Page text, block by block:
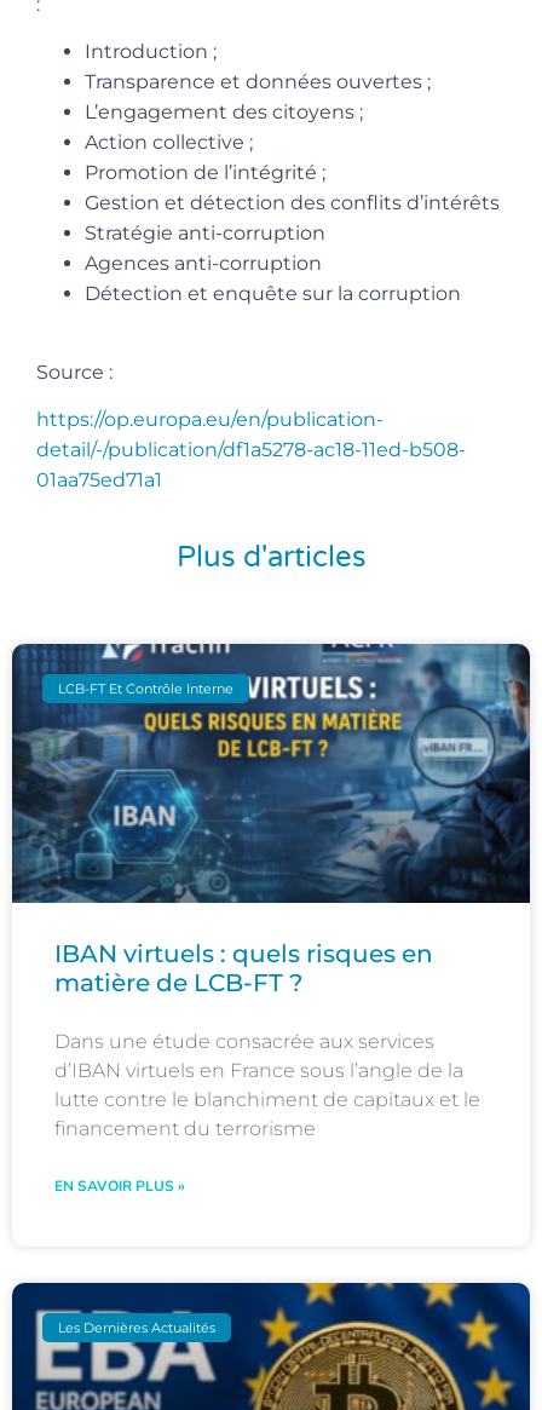
Introduction ;
Transparence et données ouvertes ;
L’engagement des citoyens ;
Action collective ;
Promotion de l’intégrité ;
Gestion et détection des conflits d’intérêts
Stratégie anti-corruption
Agences anti-corruption
Détection et enquête sur la corruption
Source :
https://op.europa.eu/en/publication-
detail/-/publication/df1a5278-ac18-11ed-b508-
01aa75ed71a1
Plus d'articles
LCB-FT Et Contrôle Interne
IBAN virtuels : quels risques en
matière de LCB-FT ?
Dans une étude consacrée aux services
d’IBAN virtuels en France sous l’angle de la
lutte contre le blanchiment de capitaux et le
financement du terrorisme
EN SAVOIR PLUS »
Les Dernières Actualités